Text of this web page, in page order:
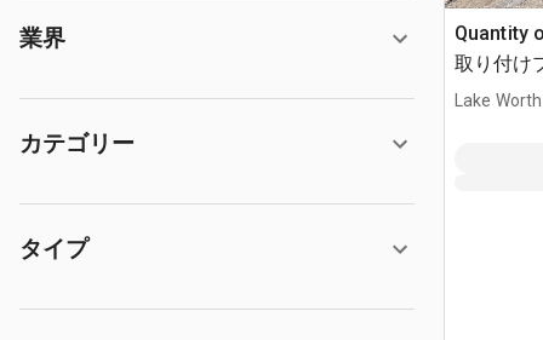
業界
カテゴリー
タイプ
Quantity
取り付け
Lake